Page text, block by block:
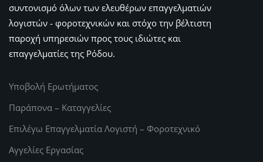
συντονισμό όλων των ελευθέρων επαγγελματιών
λογιστών - φοροτεχνικών και στόχο την βέλτιστη
παροχή υπηρεσιών προς τους ιδιώτες και
επαγγελματίες της Ρόδου.
Υποβολή Ερωτήματος
Παράπονα – Καταγγελίες
Επιλέγω Επαγγελματία Λογιστή – Φοροτεχνικό
Αγγελίες Εργασίας